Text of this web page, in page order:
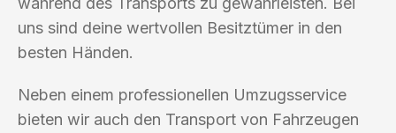
uns sind deine wertvollen Besitztümer in den
besten Händen.
Neben einem professionellen Umzugsservice
bieten wir auch den Transport von Fahrzeugen